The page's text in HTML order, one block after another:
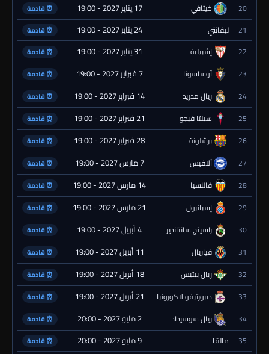
20 خيتافي 17 يناير 2027 - 19:00 ⏰ قادمة
21 ليفانتي 24 يناير 2027 - 19:00 ⏰ قادمة
22 إشبيلية 31 يناير 2027 - 19:00 ⏰ قادمة
23 أوساسونا 7 فبراير 2027 - 19:00 ⏰ قادمة
24 ريال مدريد 14 فبراير 2027 - 19:00 ⏰ قادمة
25 سيلتا فيجو 21 فبراير 2027 - 19:00 ⏰ قادمة
26 برشلونة 28 فبراير 2027 - 19:00 ⏰ قادمة
27 ألافيس 7 مارس 2027 - 19:00 ⏰ قادمة
28 فالنسيا 14 مارس 2027 - 19:00 ⏰ قادمة
29 إسبانيول 21 مارس 2027 - 19:00 ⏰ قادمة
30 راسينج سانتاندير 4 أبريل 2027 - 19:00 ⏰ قادمة
31 فياريال 11 أبريل 2027 - 19:00 ⏰ قادمة
32 ريال بيتيس 18 أبريل 2027 - 19:00 ⏰ قادمة
33 ديبورتيفو لاكورونيا 21 أبريل 2027 - 19:00 ⏰ قادمة
34 ريال سوسيداد 2 مايو 2027 - 20:00 ⏰ قادمة
35 مالقا 9 مايو 2027 - 20:00 ⏰ قادمة